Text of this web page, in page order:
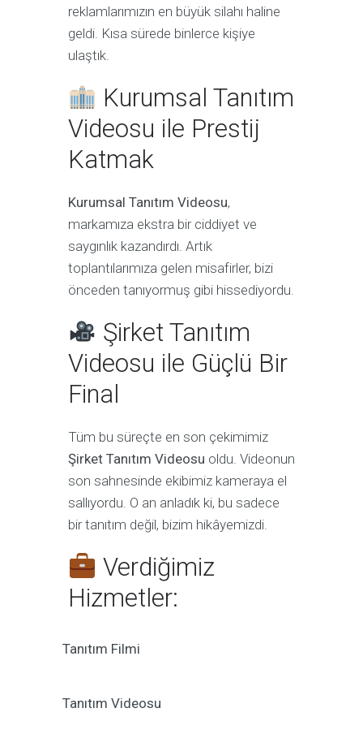
reklamlarımızın en büyük silahı haline
geldi. Kısa sürede binlerce kişiye
ulaştık.
Kurumsal Tanıtım
Videosu ile Prestij
Katmak
Kurumsal Tanıtım Videosu,
markamıza ekstra bir ciddiyet ve
saygınlık kazandırdı. Artık
toplantılarımıza gelen misafirler, bizi
önceden tanıyormuş gibi hissediyordu.
Şirket Tanıtım
Videosu ile Güçlü Bir
Final
Tüm bu süreçte en son çekimimiz
Şirket Tanıtım Videosu oldu. Videonun
son sahnesinde ekibimiz kameraya el
sallıyordu. O an anladık ki, bu sadece
bir tanıtım değil, bizim hikâyemizdi.
Verdiğimiz
Hizmetler:
Tanıtım Filmi
Tanıtım Videosu